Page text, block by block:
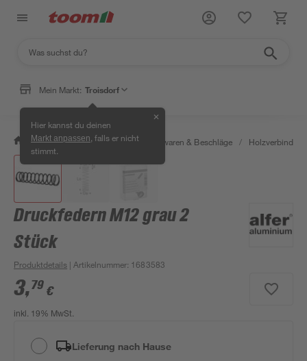
Mein Markt: Troisdorf
Hier kannst du deinen
Markt anpassen , falls er nicht
stimmt.
✕
/ Werkstatt & Maschinen / Eisenwaren & Beschläge / Holzverbinder
Druckfedern M12 grau 2
Stück
Produktdetails | Artikelnummer: 1683583
3,79 €
inkl. 19% MwSt.
Lieferung nach Hause